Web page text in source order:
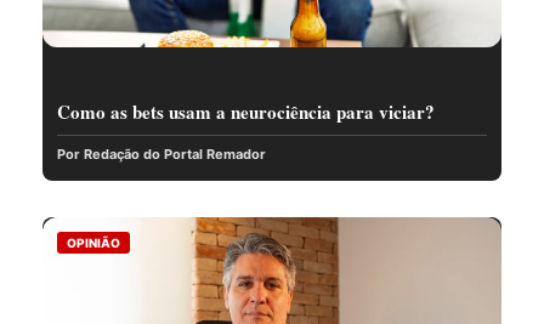
Como as bets usam a neurociência para viciar?
Por Redação do Portal Remador
OPINIÃO